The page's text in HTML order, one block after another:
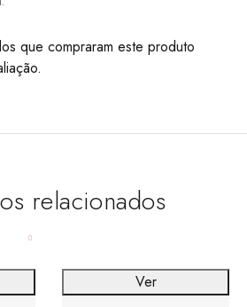
que compraram este produto
relacionados
Ver